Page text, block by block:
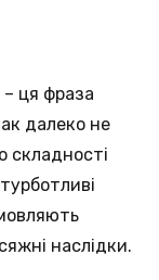
ця фраза
далеко не
складності
наслідки.